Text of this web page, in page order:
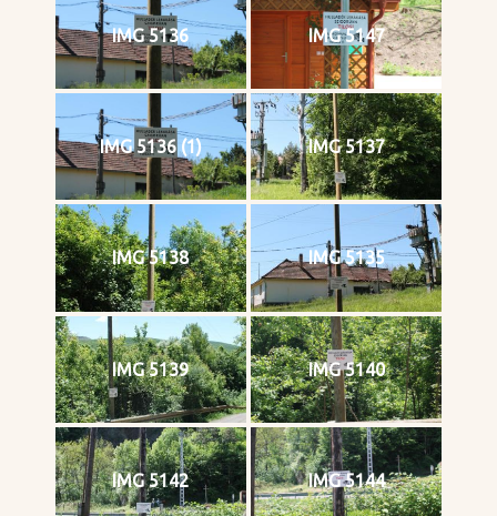
IMG 5136 IMG 5147
IMG 5136 (1) IMG 5137
IMG 5138 IMG 5135
IMG 5139 IMG 5140
IMG 5142 IMG 5144